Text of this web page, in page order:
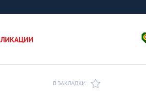
В ЗАКЛАДКИ